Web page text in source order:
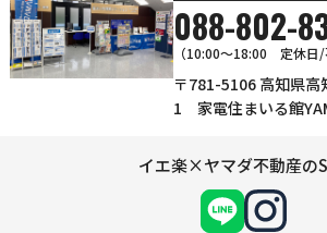
088-802-
（10:00～18:00 定休日/
〒781-5106 高知県高
1 家電住まいる館
イエ楽×ヤマダ不動産の